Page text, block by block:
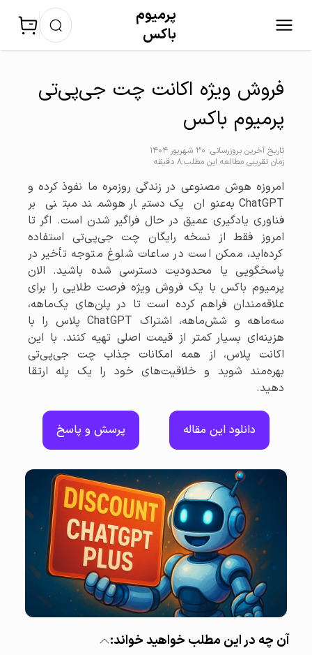
پرمیوم‌
باکس
فروش ویژه اکانت چت جی‌پی‌تی
پرمیوم باکس
تاریخ آخرین بروزرسانی: 30 شهریور 1404
زمان تقریبی مطالعه این مطلب:8 دقیقه
امروزه هوش مصنوعی در زندگی روزمره ما نفوذ کرده و
ChatGPT به‌عنوان یک دستیار هوشمند مبتنی بر
فناوری یادگیری عمیق در حال فراگیر شدن است. اگر تا
امروز فقط از نسخه رایگان چت جی‌پی‌تی استفاده
کرده‌اید، ممکن است در ساعات شلوغ متوجه تأخیر در
پاسخگویی یا محدودیت دسترسی شده باشید. الان
پرمیوم باکس با یک فروش ویژه فرصت طلایی را برای
علاقه‌مندان فراهم کرده است تا در پلن‌های یک‌ماهه،
سه‌ماهه و شش‌ماهه، اشتراک ChatGPT پلاس را با
هزینه‌ای بسیار کمتر از قیمت اصلی تهیه کنند. با این
اکانت پلاس، از همه امکانات جذاب چت جی‌پی‌تی
بهره‌مند شوید و خلاقیت‌های خود را یک پله ارتقا
دهید.
دانلود این مقاله پرسش و پاسخ
آن چه در این مطلب خواهید خواند: